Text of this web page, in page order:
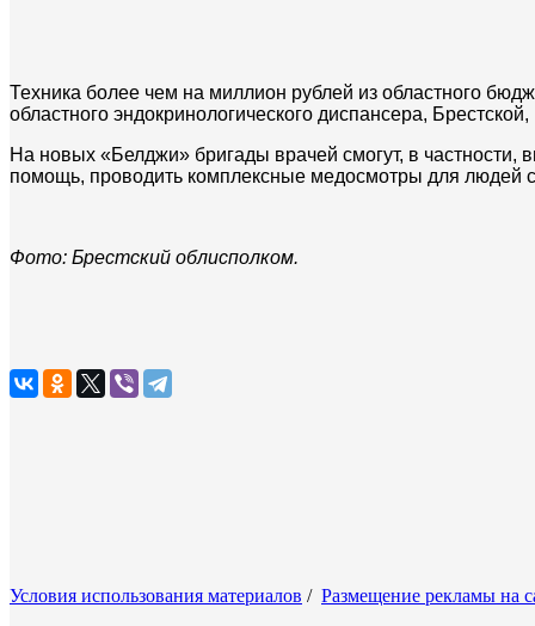
Техника более чем на миллион рублей из областного
областного эндокринологического диспансера,
На новых «Белджи» бригады врачей смогут, в
помощь, проводить комплексные медосмотры для людей
Фото: Брестский облисполком.
Условия использования материалов / Размещение рекламы на